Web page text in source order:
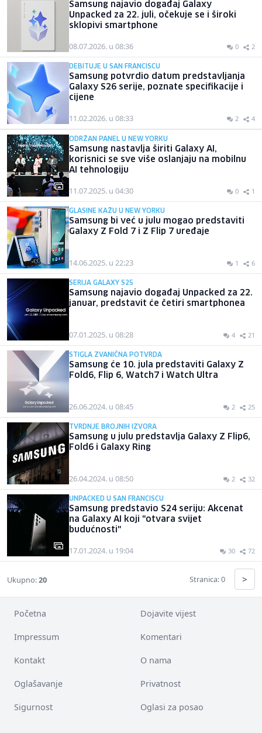
Samsung najavio događaj Galaxy
Unpacked za 22. juli, očekuje se i široki
sklopivi smartphone
08.07.2026. u 08:36 0 2
DEBITUJE U SAN FRANCISCU
Samsung potvrdio datum predstavljanja
Galaxy S26 serije, poznate specifikacije i
cijene
11.02.2026. u 08:33 2 4
ODRŽAN PANEL U NEW YORKU
Samsung nastavlja širiti Galaxy AI,
korisnici se sve više oslanjaju na mobilnu
AI tehnologiju
11.07.2025. u 04:30 0 1
GLASINE KAŽU U NEW YORKU
Samsung bi već u julu mogao predstaviti
Galaxy Z Fold 7 i Z Flip 7 uređaje
14.06.2025. u 22:23 1 6
SERIJA GALAXY S25
Samsung najavio događaj Unpacked za 22.
januar, predstavit će četiri smartphonea
07.01.2025. u 08:28 4 21
STIGLA ZVANIČNA POTVRDA
Samsung će 10. jula predstaviti Galaxy Z
Fold6, Flip 6, Watch7 i Watch Ultra
26.06.2024. u 08:45 2 25
TVRDNJE BROJNIH IZVORA
Samsung u julu predstavlja Galaxy Z Flip6,
Fold6 i Galaxy Ring
26.04.2024. u 08:50 2 32
UNPACKED U SAN FRANCISCU
Samsung predstavio S24 seriju: Akcenat
na Galaxy AI koji "otvara svijet
budućnosti"
17.01.2024. u 19:04 30 72
Ukupno:20 Stranica: 0 >
Početna Dojavite vijest
Impressum Komentari
Kontakt O nama
Oglašavanje Privatnost
Sigurnost Oglasi za posao